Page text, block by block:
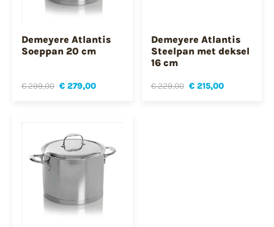
Demeyere Atlantis
Soeppan 20 cm
€ 299,00 € 279,00
Demeyere Atlantis
Steelpan met deksel
16 cm
€ 229,00 € 215,00